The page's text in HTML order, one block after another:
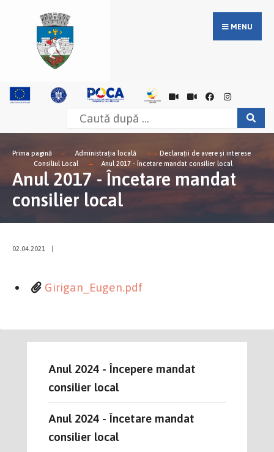
MENU
Prima pagină Administrația locală
Declarații de avere și interese
Consiliul Local
Anul 2017 - Încetare mandat consilier local
Anul 2017 - Încetare mandat
consilier local
02.04.2021
Girigan_Eugen.pdf
Anul 2024 - Începere mandat
consilier local
Anul 2024 - Încetare mandat
consilier local